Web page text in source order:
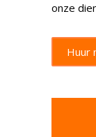
onze
Huur